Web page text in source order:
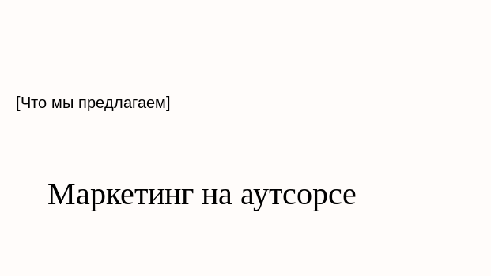
[Что мы предлагаем]
Маркетинг на аутсорсе